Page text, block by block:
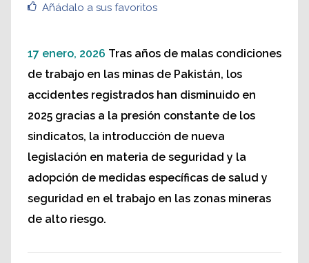
Añádalo a sus favoritos
17 enero, 2026 Tras años de malas condiciones
de trabajo en las minas de Pakistán, los
accidentes registrados han disminuido en
2025 gracias a la presión constante de los
sindicatos, la introducción de nueva
legislación en materia de seguridad y la
adopción de medidas específicas de salud y
seguridad en el trabajo en las zonas mineras
de alto riesgo.